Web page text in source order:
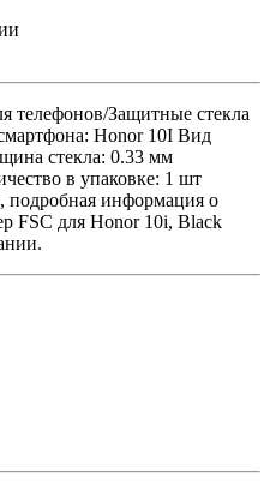
телефонов/Защитные стекла
Honor 10I Вид
стекла: 0.33 мм
в упаковке: 1 шт
подробная информация о
FSC для Honor 10i, Black